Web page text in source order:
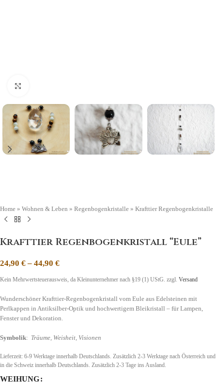
Home » Wohnen & Leben » Regenbogenkristalle » Krafttier Regenbogenkristalle
Krafttier Regenbogenkristall “Eule”
24,90 €– 44,90 €
Kein Mehrwertsteuerausweis, da Kleinunternehmer nach §19 (1) UStG. zzgl. Versand
Wunderschöner Krafttier-Regenbogenkristall vom Eule aus Edelsteinen mit
Perlkappen in Antiksilber-Optik und hochwertigem Bleikristall – für Lampen,
Fenster und Dekoration.
Symbolik: Träume, Weisheit, Visionen
Lieferzeit: 6-9 Werktage innerhalb Deutschlands. Zusätzlich 2-3 Werktage nach Österreich und
in die Schweiz innerhalb Deutschlands. Zusätzlich 2-3 Tage ins Ausland.
WEIHUNG